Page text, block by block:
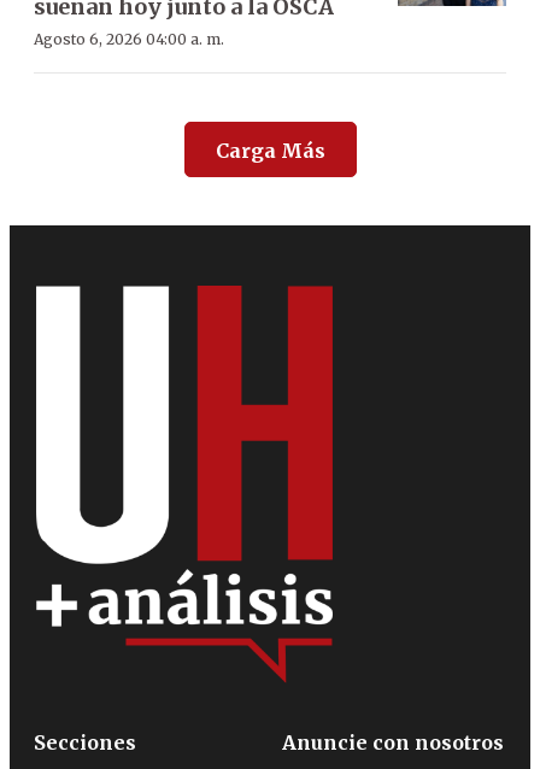
suenan hoy junto a la OSCA
Agosto 6, 2026 04:00 a. m.
Carga Más
Secciones
Anuncie con nosotros